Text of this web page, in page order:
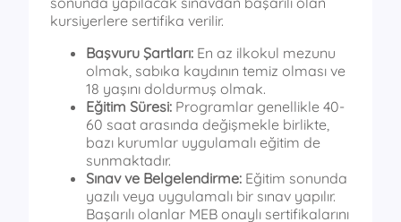
kursiyerlere sertifika verilir.
Başvuru Şartları: En az ilkokul mezunu
olmak, sabıka kaydının temiz olması ve
18 yaşını doldurmuş olmak.
Eğitim Süresi: Programlar genellikle 40-
60 saat arasında değişmekle birlikte,
bazı kurumlar uygulamalı eğitim de
sunmaktadır.
Sınav ve Belgelendirme: Eğitim sonunda
yazılı veya uygulamalı bir sınav yapılır.
Başarılı olanlar MEB onaylı sertifikalarını